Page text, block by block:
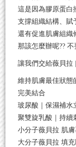
這是因為膠原蛋白
支撐組織結構、賦
還有促進肌膚組織
那該怎麼辦呢?? 不
讓我們交給薇貝拉
維持肌膚最佳狀態
完美結合
玻尿酸｜保濕補水
聚雙旋乳酸｜持續
小分子薇貝拉 肌
大分子薇貝拉 填